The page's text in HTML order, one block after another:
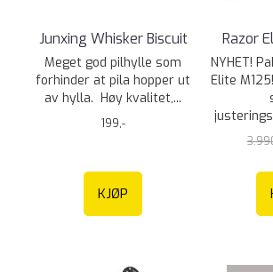
Junxing Whisker Biscuit
Meget god pilhylle som
forhinder at pila hopper ut
av hylla. Høy kvalitet,...
199,-
KJØP
Razor
NYHET!
Elite